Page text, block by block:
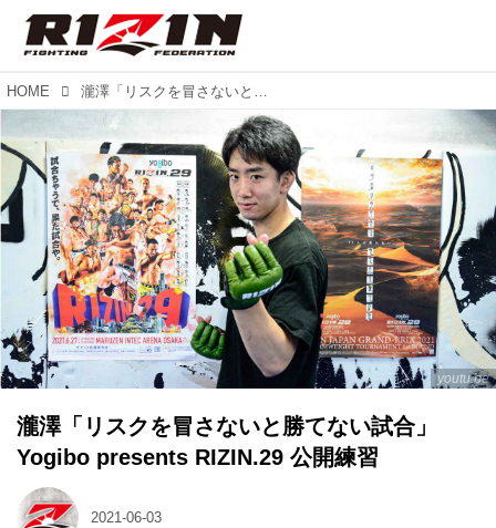
HOME 瀧澤「リスクを冒さないと勝てない試合」Yogibo presents RIZIN.29 公開練習
youtu.be
瀧澤「リスクを冒さないと勝てない試合」
Yogibo presents RIZIN.29 公開練習
2021-06-03